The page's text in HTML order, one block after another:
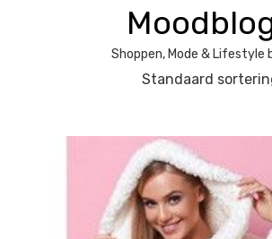
Shoppen, Mode & Lifestyle